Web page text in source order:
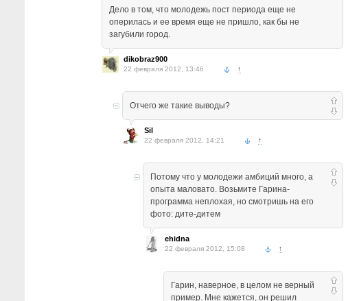
Дело в том, что молодежь пост периода еще не
оперилась и ее время еще не пришло, как бы не
загубили город.
dikobraz900
22 февраля 2012, 13:46 ↑
Отчего же такие выводы?
Sil
22 февраля 2012, 14:21 ↑
Потому что у молодежи амбиций много, а
опыта маловато. Возьмите Гарина-
программа неплохая, но смотришь на его
фото: дите-дитем
ehidna
22 февраля 2012, 15:08 ↑
Гарин, наверное, в целом не верный
пример. Мне кажется, он решил